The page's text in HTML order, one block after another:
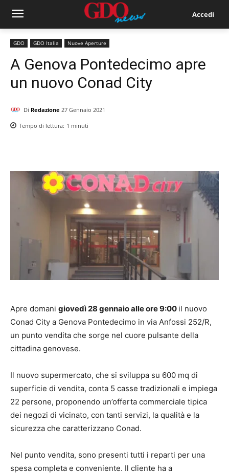
Accedi
GDO GDO Italia Nuove Aperture
A Genova Pontedecimo apre
un nuovo Conad City
Di Redazione 27 Gennaio 2021
Tempo di lettura: 1 minuti
Apre domani giovedì 28 gennaio alle ore 9:00 il nuovo
Conad City a Genova Pontedecimo in via Anfossi 252/R,
un punto vendita che sorge nel cuore pulsante della
cittadina genovese.
Il nuovo supermercato, che si sviluppa su 600 mq di
superficie di vendita, conta 5 casse tradizionali e impiega
22 persone, proponendo un’offerta commerciale tipica
dei negozi di vicinato, con tanti servizi, la qualità e la
sicurezza che caratterizzano Conad.
Nel punto vendita, sono presenti tutti i reparti per una
spesa completa e conveniente. Il cliente ha a